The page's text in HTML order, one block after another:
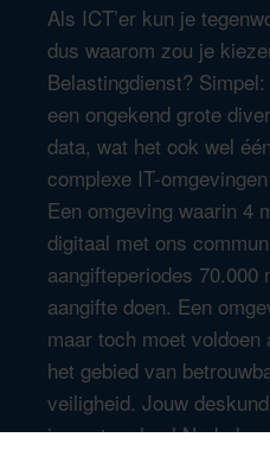
Als ICT’er kun je
dus waarom zou je
Belastingdienst?
een ongekend grote
data, wat het ook wel
complexe IT-
Een omgeving waarin 4
digitaal met ons
aangifteperiodes 70.000
aangifte doen. Een
maar toch moet
het gebied van
veiligheid. Jouw
impact op heel